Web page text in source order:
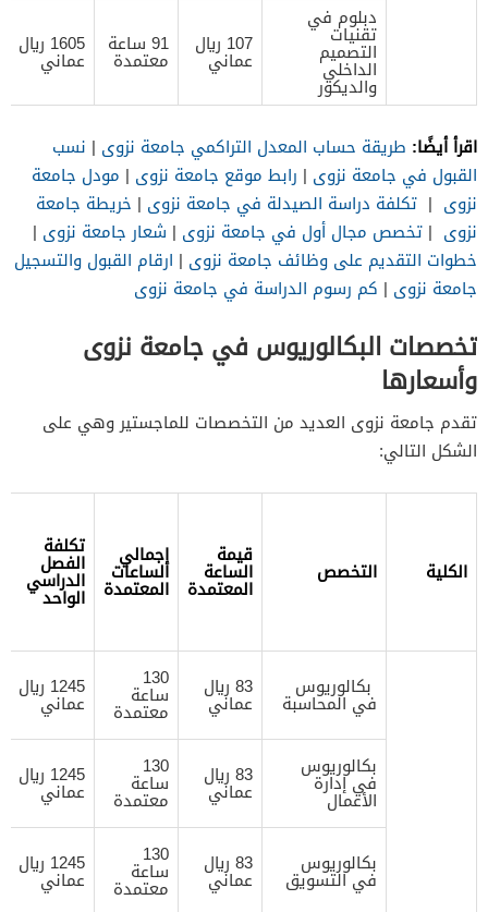
دبلوم في
تقنيات
التصميم
الداخلي
والديكور
107 ريال
عماني
91 ساعة
معتمدة
1605 ريال
عماني
اقرأ أيضًا: طريقة حساب المعدل التراكمي جامعة نزوى | نسب
القبول في جامعة نزوى | رابط موقع جامعة نزوى | مودل جامعة
نزوى | تكلفة دراسة الصيدلة في جامعة نزوى | خريطة جامعة
نزوى | تخصص مجال أول في جامعة نزوى | شعار جامعة نزوى |
خطوات التقديم على وظائف جامعة نزوى | ارقام القبول والتسجيل
جامعة نزوى | كم رسوم الدراسة في جامعة نزوى
تخصصات البكالوريوس في جامعة نزوى
وأسعارها
تقدم جامعة نزوى العديد من التخصصات للماجستير وهي على
الشكل التالي:
الكلية التخصص
قيمة
الساعة
المعتمدة
إجمالي
الساعات
المعتمدة
تكلفة
الفصل
الدراسي
الواحد
بكالوريوس
في المحاسبة
83 ريال
عماني
130
ساعة
معتمدة
1245 ريال
عماني
بكالوريوس
في إدارة
الأعمال
83 ريال
عماني
130
ساعة
معتمدة
1245 ريال
عماني
بكالوريوس
في التسويق
83 ريال
عماني
130
ساعة
معتمدة
1245 ريال
عماني